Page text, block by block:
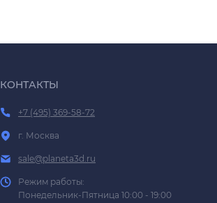
КОНТАКТЫ
+7 (495) 369-58-72
г. Москва
sale@planeta3d.ru
Режим работы:
Понедельник-Пятница 10:00 - 19:00